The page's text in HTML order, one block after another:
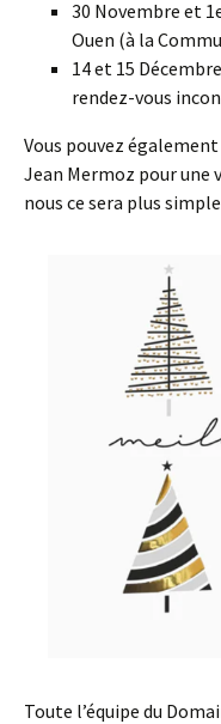
30 Novembre et
Ouen (à la
14 et 15
rendez-vous
Vous pouvez
Jean Mermoz pour une
nous ce sera plus
Toute l’équipe du